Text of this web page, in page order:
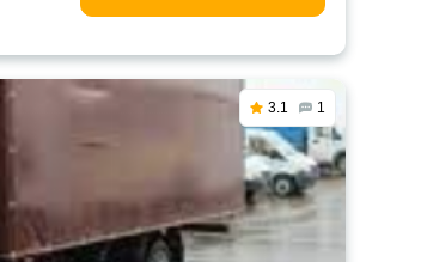
3.1 1